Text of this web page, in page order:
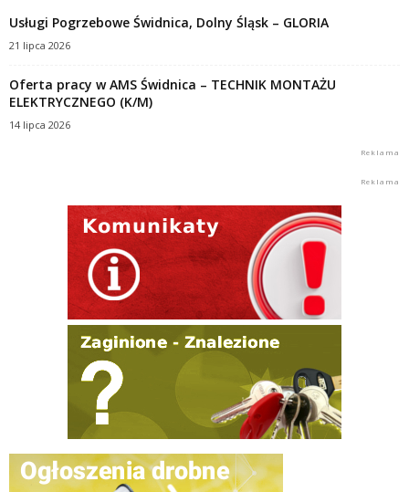
Usługi Pogrzebowe Świdnica, Dolny Śląsk – GLORIA
21 lipca 2026
Oferta pracy w AMS Świdnica – TECHNIK MONTAŻU
ELEKTRYCZNEGO (K/M)
14 lipca 2026